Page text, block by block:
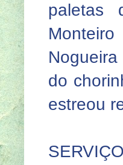
paletas
do
estreou